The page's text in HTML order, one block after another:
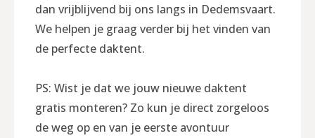
dan vrijblijvend bij ons langs in Dedemsvaart.
We helpen je graag verder bij het vinden van
de perfecte daktent.
PS: Wist je dat we jouw nieuwe daktent
gratis monteren? Zo kun je direct zorgeloos
de weg op en van je eerste avontuur